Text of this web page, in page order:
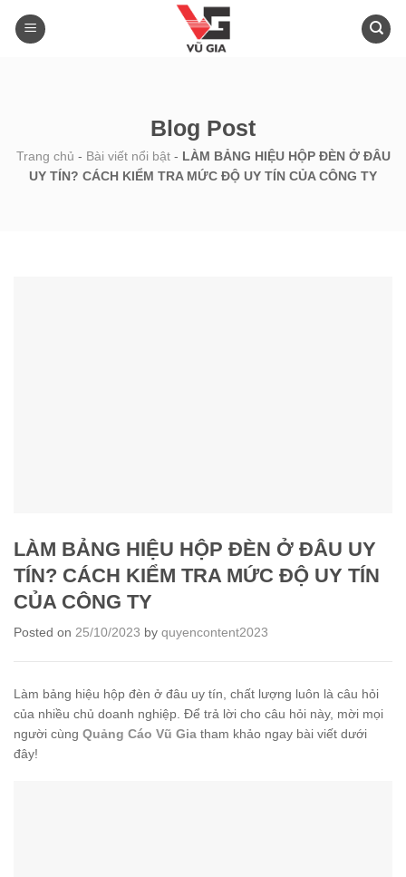
Blog Post
Trang chủ - Bài viết nổi bật- LÀM BẢNG HIỆU HỘP ĐÈN Ở ĐÂU
UY TÍN? CÁCH KIỂM TRA MỨC ĐỘ UY TÍN CỦA CÔNG TY
LÀM BẢNG HIỆU HỘP ĐÈN Ở ĐÂU UY
TÍN? CÁCH KIỂM TRA MỨC ĐỘ UY TÍN
CỦA CÔNG TY
Posted on 25/10/2023 by quyencontent2023
Làm bảng hiệu hộp đèn ở đâu uy tín, chất lượng luôn là câu hỏi
của nhiều chủ doanh nghiệp. Để trả lời cho câu hỏi này, mời mọi
người cùng Quảng Cáo Vũ Gia tham khảo ngay bài viết dưới
đây!